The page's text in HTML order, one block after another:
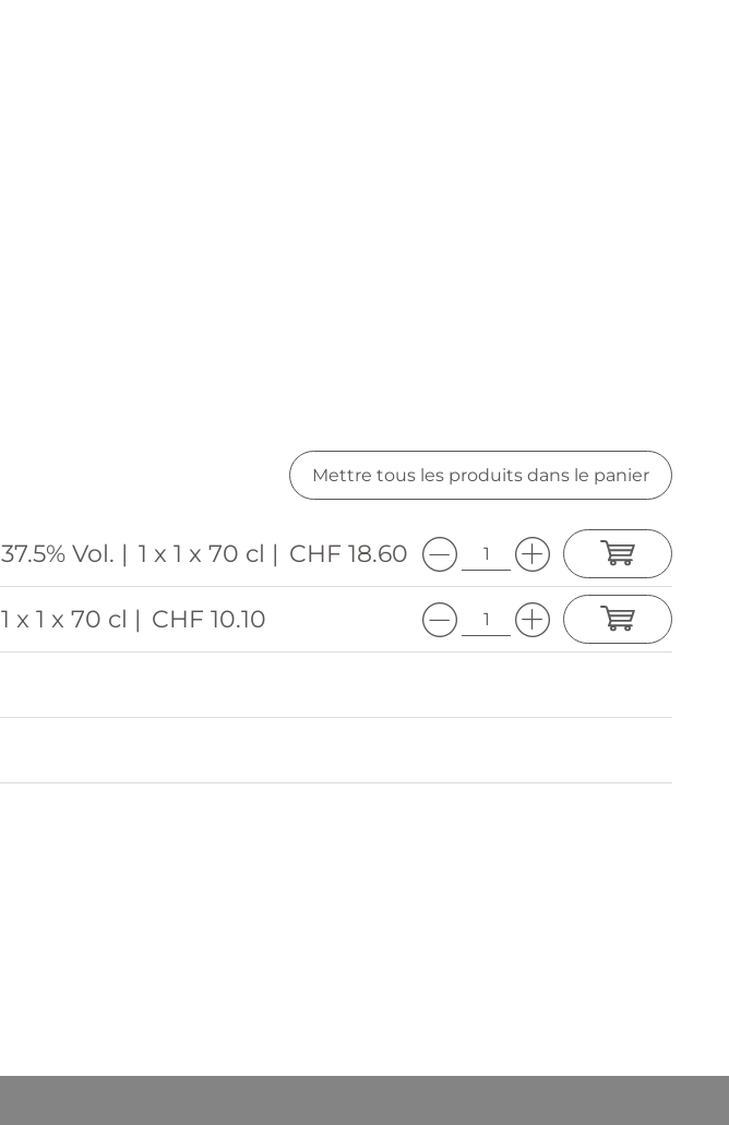
Mettre tous les produits dans le panier
37.5% Vol. | 1 x 1 x 70 cl | CHF 18.60
1 x 1 x 70 cl | CHF 10.10